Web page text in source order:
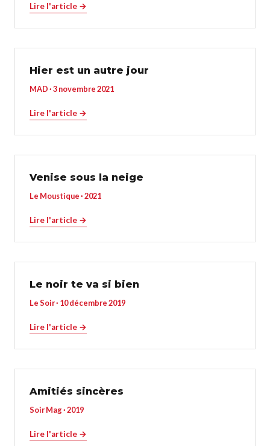
Lire l'article →
Hier est un autre jour
MAD · 3 novembre 2021
Lire l'article →
Venise sous la neige
Le Moustique · 2021
Lire l'article →
Le noir te va si bien
Le Soir · 10 décembre 2019
Lire l'article →
Amitiés sincères
Soir Mag · 2019
Lire l'article →